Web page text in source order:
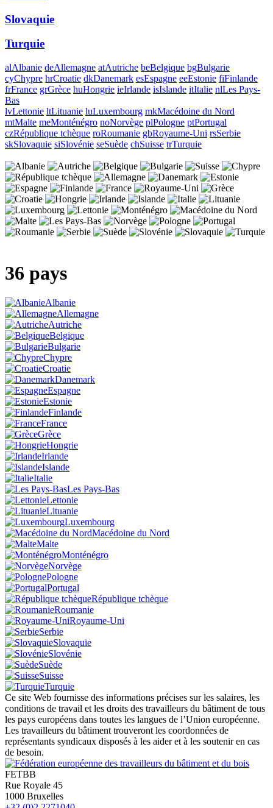
Slovaquie
Turquie
alAlbanie deAllemagne atAutriche beBelgique bgBulgarie
cyChypre hrCroatie dkDanemark esEspagne eeEstonie fiFinlande
frFrance grGrèce huHongrie ieIrlande isIslande itItalie nlLes Pays-
Bas
lvLettonie ltLituanie luLuxembourg mkMacédoine du Nord
mtMalte meMonténégro noNorvège plPologne ptPortugal
czRépublique tchèque roRoumanie gbRoyaume-Uni rsSerbie
skSlovaquie siSlovénie seSuède chSuisse trTurquie
36 pays
Albanie
Allemagne
Autriche
Belgique
Bulgarie
Chypre
Croatie
Danemark
Espagne
Estonie
Finlande
France
Grèce
Hongrie
Irlande
Islande
Italie
Les Pays-Bas
Lettonie
Lituanie
Luxembourg
Macédoine du Nord
Malte
Monténégro
Norvège
Pologne
Portugal
République tchèque
Roumanie
Royaume-Uni
Serbie
Slovaquie
Slovénie
Suède
Suisse
Turquie
Ce site Web fournisse des informations précises sur les salaires, les
conditions de travail et les droits des travailleurs du bâtiment de tous
les pays européens dans toutes les langues de l’Union européenne.
Les travailleurs du bâtiment trouveront les coordonnées de
représentants syndicaux disposés à les aider et à les soutenir en cas
de besoin.
FETBB
Rue Royale 45
1000 Bruxelles